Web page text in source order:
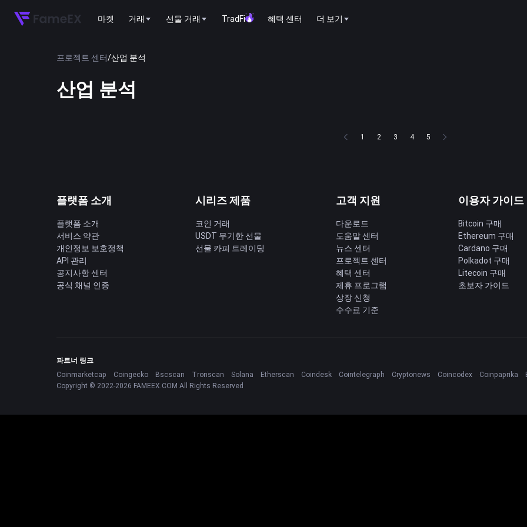
마켓 거래 선물 거래 TradFi 혜택 센터 더 보기
프로젝트 센터/산업 분석
산업 분석
1 2 3 4 5
플랫폼 소개
플랫폼 소개
서비스 약관
개인정보 보호정책
API 관리
공지사항 센터
공식 채널 인증
시리즈 제품
코인 거래
USDT 무기한 선물
선물 카피 트레이딩
고객 지원
다운로드
도움말 센터
뉴스 센터
프로젝트 센터
혜택 센터
제휴 프로그램
상장 신청
수수료 기준
이용자 가이드
Bitcoin 구매
Ethereum 구매
Cardano 구매
Polkadot 구매
Litecoin 구매
초보자 가이드
파트너 링크
Coinmarketcap
Coingecko Bscscan Tronscan Solana Etherscan Coindesk Cointelegraph Cryptonews Coincodex Coinpaprika
Copyright © 2022-2026 FAMEEX.COM All Rights Reserved